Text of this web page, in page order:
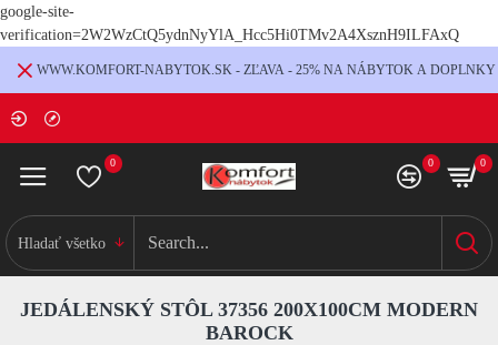
google-site-
verification=2W2WzCtQ5ydnNyYlA_Hcc5Hi0TMv2A4XsznH9ILFAxQ
WWW.KOMFORT-NABYTOK.SK - ZĽAVA - 25% NA NÁBYTOK A DOPLNKY
0 0 0
Hladať všetko
JEDÁLENSKÝ STÔL 37356 200X100CM MODERN
BAROCK